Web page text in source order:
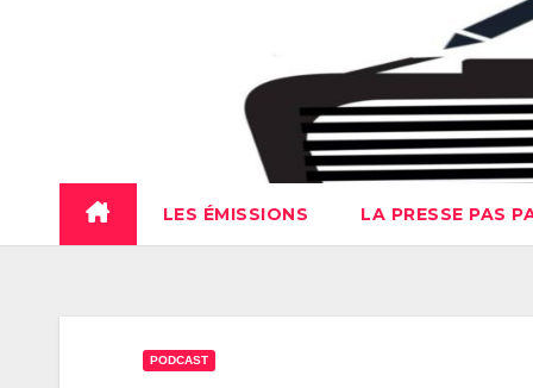
LES ÉMISSIONS LA PRESSE PAS
PODCAST